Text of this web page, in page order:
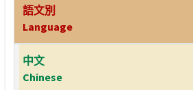
語文別
Language
中文
Chinese